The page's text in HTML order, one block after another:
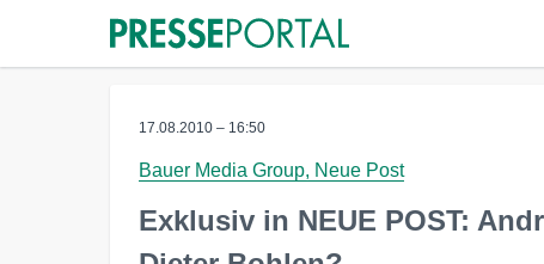
17.08.2010 – 16:50
Bauer Media Group, Neue Post
Exklusiv in NEUE POST: